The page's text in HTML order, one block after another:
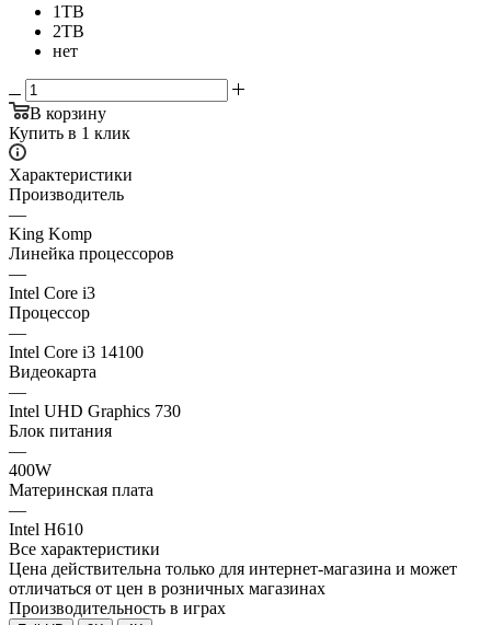
1TB
2TB
нет
В корзину
Купить в 1 клик
Характеристики
Производитель
—
King Komp
Линейка процессоров
—
Intel Core i3
Процессор
—
Intel Core i3 14100
Видеокарта
—
Intel UHD Graphics 730
Блок питания
—
400W
Материнская плата
—
Intel H610
Все характеристики
Цена действительна только для интернет-магазина и может
отличаться от цен в розничных магазинах
Производительность в играх